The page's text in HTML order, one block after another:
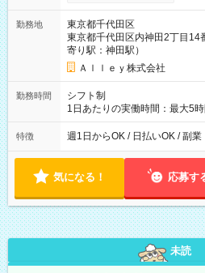
勤務地
東京都千代田区
東京都千代田区内神田2丁目
寄り駅：神田駅）
Ａｌｌｅｙ株式会社
勤務時間
シフト制
1日あたりの実働時間：最大5
実働時間：1-5時間 └上記の時
能！ └平日・土曜日の中で、お
18:00 などのように、自由
特徴 週1日からOK / 日払いOK / 副業
気になる！ 応募す
未読